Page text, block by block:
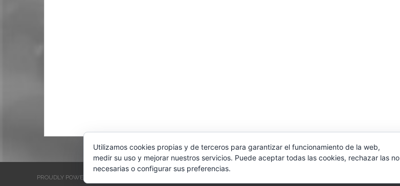
PROUDLY POWERED BY WORDPRESS
Utilizamos cookies propias y de terceros para garantizar el funcionamiento de la web,
medir su uso y mejorar nuestros servicios. Puede aceptar todas las cookies, rechazar las no
necesarias o configurar sus preferencias.